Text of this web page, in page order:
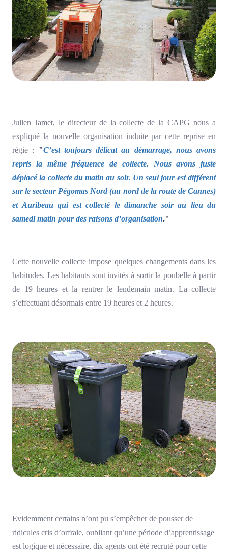
Julien Jamet, le directeur de la collecte de la CAPG nous a
expliqué la nouvelle organisation induite par cette reprise en
régie : "C’est toujours délicat au démarrage, nous avons
repris la même fréquence de collecte. Nous avons juste
déplacé la collecte du matin au soir. Un seul jour est différent
sur le secteur Pégomas Nord (au nord de la route de Cannes)
et Auribeau qui est collecté le dimanche soir au lieu du
samedi matin pour des raisons d’organisation."
Cette nouvelle collecte impose quelques changements dans les
habitudes. Les habitants sont invités à sortir la poubelle à partir
de 19 heures et la rentrer le lendemain matin. La collecte
s’effectuant désormais entre 19 heures et 2 heures.
Evidemment certains n’ont pu s’empêcher de pousser de
ridicules cris d’orfraie, oubliant qu’une période d’apprentissage
est logique et nécessaire, dix agents ont été recruté pour cette